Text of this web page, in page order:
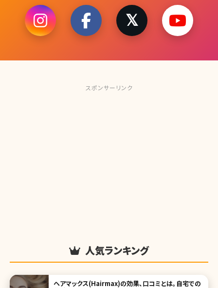
スポンサーリンク
人気ランキング
ヘアマックス(Hairmax)の効果、口コミとは。自宅での